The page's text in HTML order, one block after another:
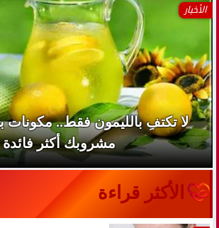
الأخبار
لا تكتفِ بالليمون فقط..
مشروبك أكثر فائدة
الأكثر قراءة